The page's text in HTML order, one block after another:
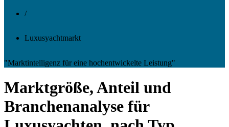
/
Luxusyachtmarkt
"Marktintelligenz für eine hochentwickelte Leistung"
Marktgröße, Anteil und
Branchenanalyse für